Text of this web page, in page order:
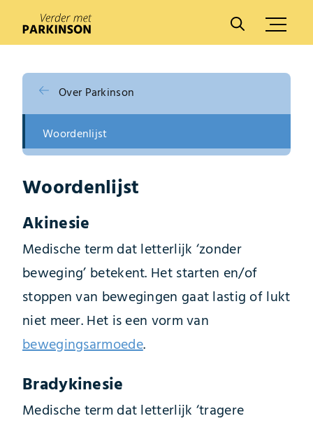
Over Parkinson
Woordenlijst
Woordenlijst
Akinesie
Medische term dat letterlijk ‘zonder
beweging’ betekent. Het starten en/of
stoppen van bewegingen gaat lastig of lukt
niet meer. Het is een vorm van
bewegingsarmoede.
Bradykinesie
Medische term dat letterlijk ‘tragere